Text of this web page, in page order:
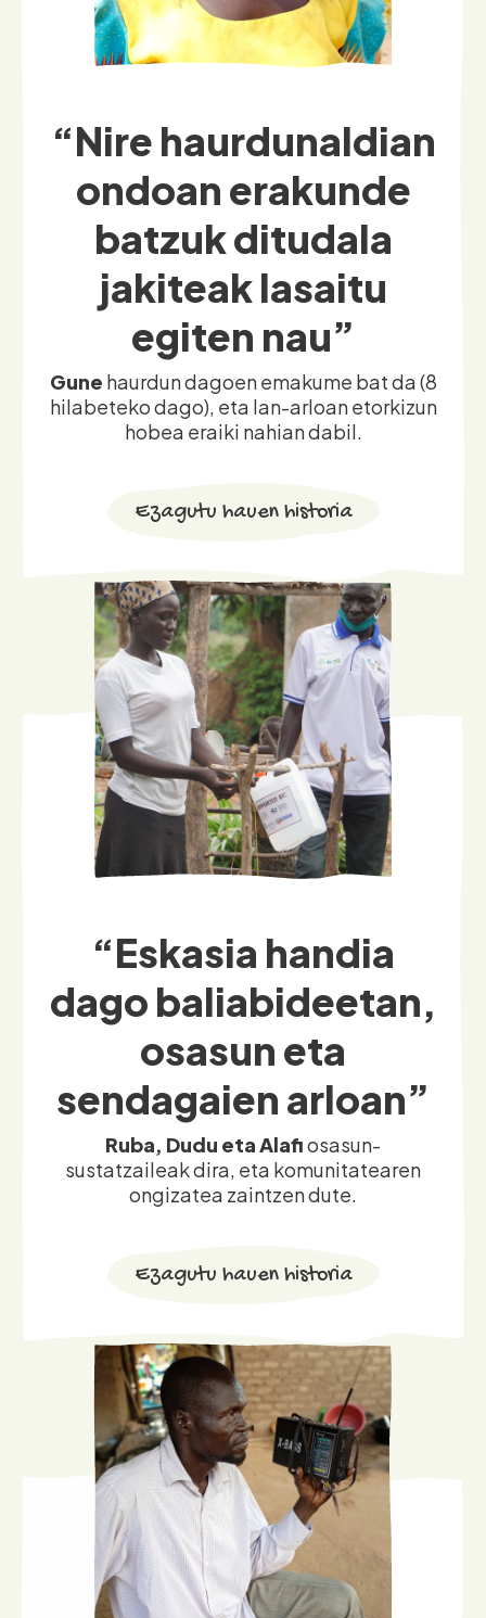
“Nire haurdunaldian
ondoan erakunde
batzuk ditudala
jakiteak lasaitu
egiten nau”
Gunehaurdun dagoen emakume bat da (8
hilabeteko dago), eta lan-arloan etorkizun
hobea eraiki nahian dabil.
Ezagutu hauen historia
“Eskasia handia
dago baliabideetan,
osasun eta
sendagaien arloan”
Ruba, Dudu eta Alafi osasun-
sustatzaileak dira, eta komunitatearen
ongizatea zaintzen dute.
Ezagutu hauen historia